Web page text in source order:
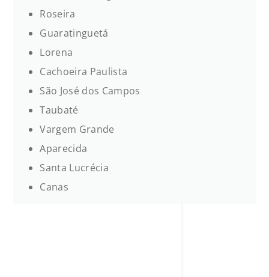
Roseira
Guaratinguetá
Lorena
Cachoeira Paulista
São José dos Campos
Taubaté
Vargem Grande
Aparecida
Santa Lucrécia
Canas